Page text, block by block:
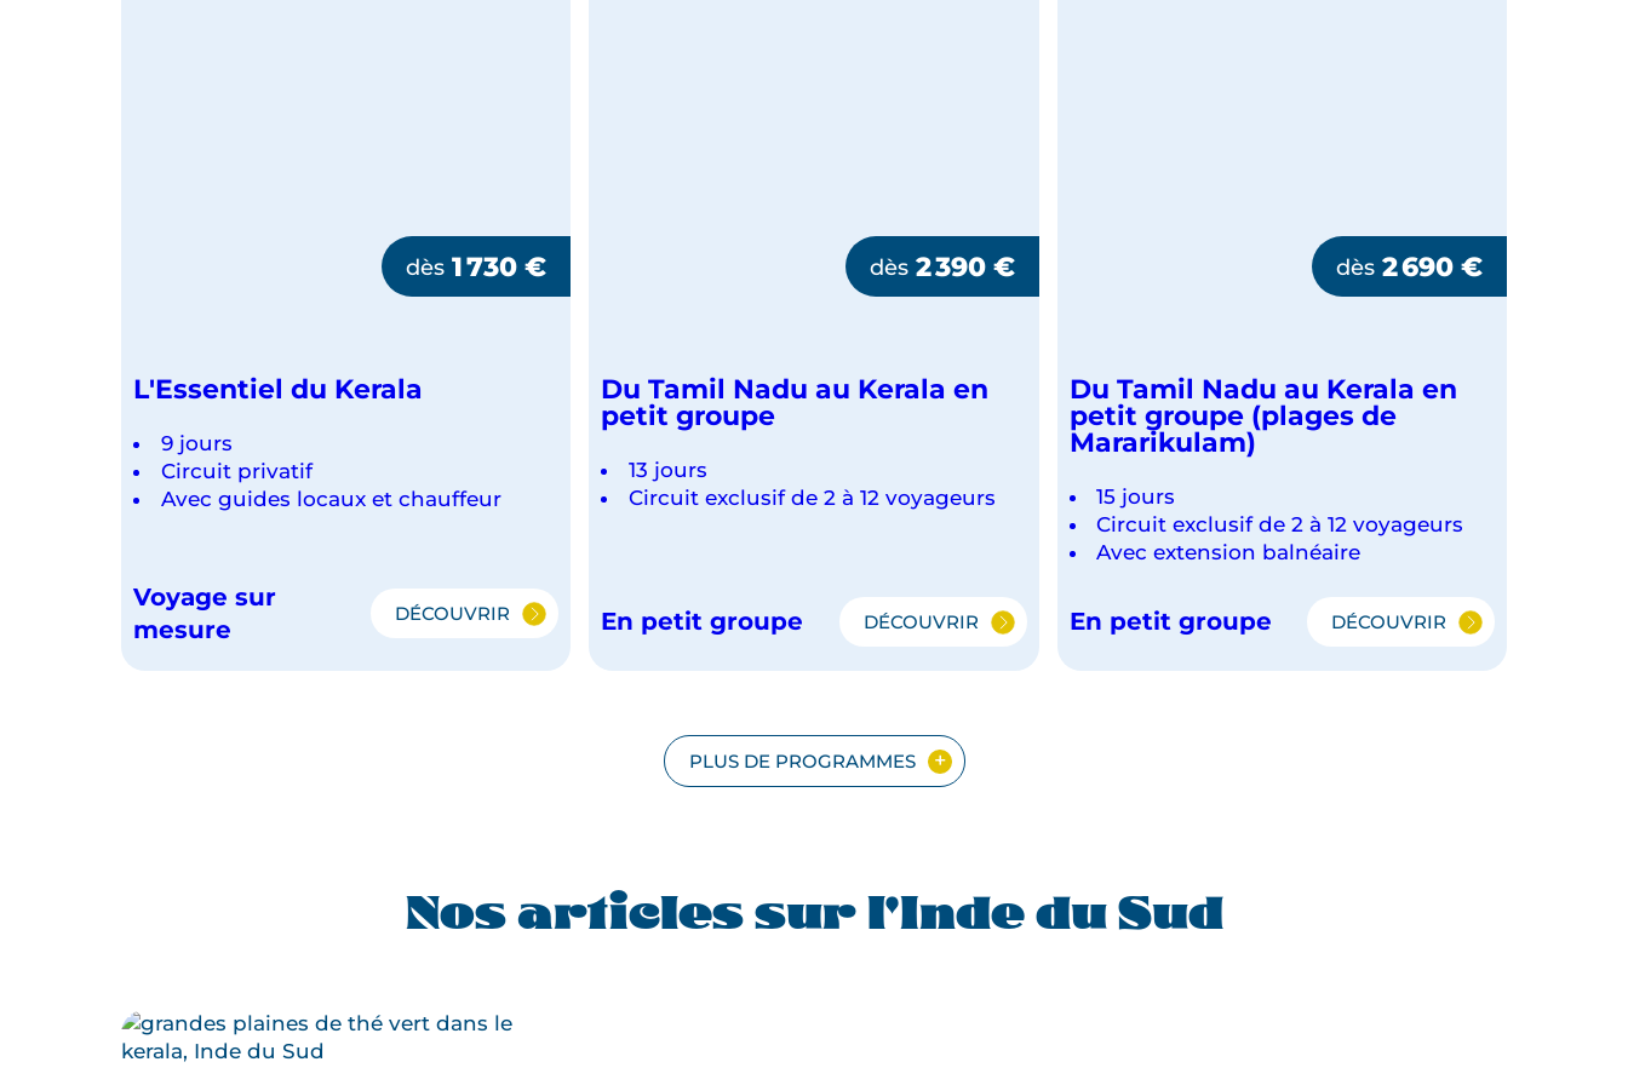
dès 1 730€
L'Essentiel du Kerala
9 jours
Circuit privatif
Avec guides locaux et chauffeur
Voyage sur
mesure
DÉCOUVRIR
L'ESSENTIEL
KERALA
dès 2 390 €
Du Tamil Nadu au Kerala en
petit groupe
13 jours
Circuit exclusif de 2 à 12 voyageurs
En petit groupe DÉCOUVRIR
DU
KERALA
EN
PETIT
dès 2 690 €
Du Tamil Nadu au Kerala en
petit groupe (plages de
Mararikulam)
15 jours
Circuit exclusif de 2 à 12 voyageurs
Avec extension balnéaire
En petit groupe DÉCOUVRIR
DU
PLUS DE PROGRAMMES
Nos articles sur l'Inde du Sud